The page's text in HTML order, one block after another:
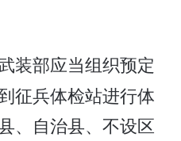
装部应当组织预定
征兵体检站进行体
、自治县、不设区